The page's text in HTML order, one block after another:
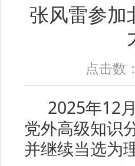
张风雷参加
点击数：
2025年12
党外高级知识
并继续当选为